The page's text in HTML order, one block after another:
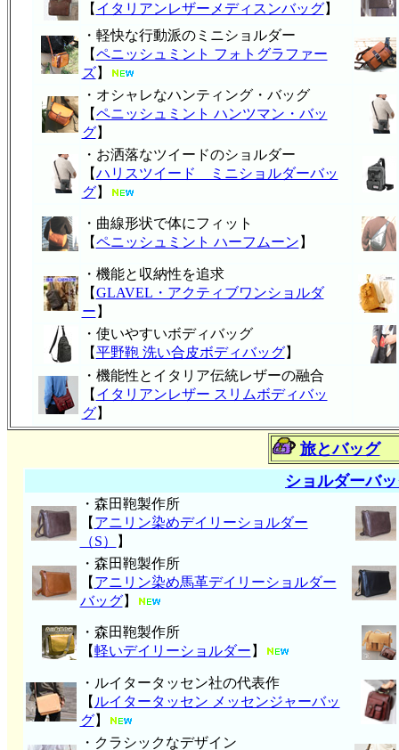
【 イタリアンレザーメディスンバッグ】
・軽快な行動派のミニショルダー
【ペニッシュミント フォトグラファー
ズ】
・オシャレなハンティング・バッグ
【ペニッシュミント ハンツマン・バッ
グ】
・お洒落なツイードのショルダー
【ハリスツイード ミニショルダーバッ
グ】
・曲線形状で体にフィット
【ペニッシュミント ハーフムーン 】
・機能と収納性を追求
【GLAVEL・アクティブワンショルダ
ー 】
・使いやすいボディバッグ
【平野鞄 洗い合皮ボディバッグ】
・機能性とイタリア伝統レザーの融合
【 イタリアンレザー スリムボディバッ
グ】
旅とバッグ
ショルダーバ
・森田鞄製作所
【 アニリン染めデイリーショルダー
（S）
】
・森田鞄製作所
【 アニリン染め馬革デイリーショルダー
バッグ】
・森田鞄製作所
【軽いデイリーショルダー 】
・ルイタータッセン社の代表作
【 ルイタータッセン メッセンジャーバッ
グ】
・クラシックなデザイン